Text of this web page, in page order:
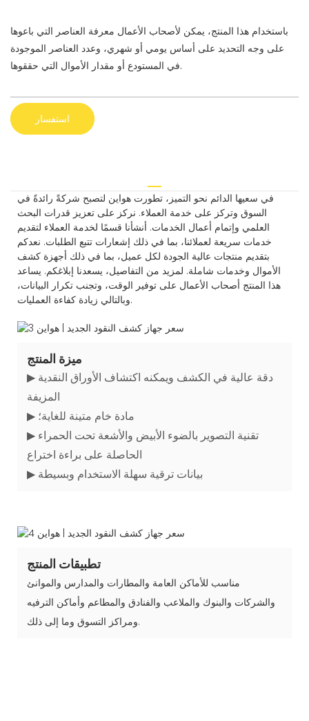
باستخدام هذا المنتج، يمكن لأصحاب الأعمال معرفة العناصر التي باعوها
على وجه التحديد على أساس يومي أو شهري، وعدد العناصر الموجودة
في المستودع أو مقدار الأموال التي حققوها.
استفسار
في سعيها الدائم نحو التميز، تطورت هواين لتصبح شركةً رائدةً في
السوق وتركز على خدمة العملاء. نركز على تعزيز قدرات البحث
العلمي وإتمام أعمال الخدمات. أنشأنا قسمًا لخدمة العملاء لتقديم
خدمات سريعة لعملائنا، بما في ذلك إشعارات تتبع الطلبات. نعدكم
بتقديم منتجات عالية الجودة لكل عميل، بما في ذلك أجهزة كشف
الأموال وخدمات شاملة. لمزيد من التفاصيل، يسعدنا إبلاغكم. يساعد
هذا المنتج أصحاب الأعمال على توفير الوقت، وتجنب تكرار البيانات،
وبالتالي زيادة كفاءة العمليات.
ميزة المنتج
▶ دقة عالية في الكشف ويمكنه اكتشاف الأوراق النقدية
المزيفة
▶ مادة خام متينة للغاية؛
▶ تقنية التصوير بالضوء الأبيض والأشعة تحت الحمراء
الحاصلة على براءة اختراع
▶ بيانات ترقية سهلة الاستخدام وبسيطة
تطبيقات المنتج
مناسب للأماكن العامة والمطارات والمدارس والموانئ
والشركات والبنوك والملاعب والفنادق والمطاعم وأماكن الترفيه
ومراكز التسوق وما إلى ذلك.